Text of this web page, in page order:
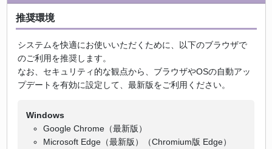
推奨環境
システムを快適にお使いいただくために、以下のブラウザで
のご利用を推奨します。
なお、セキュリティ的な観点から、ブラウザやOSの自動アッ
プデートを有効に設定して、最新版をご利用ください。
Windows
Google Chrome（最新版）
Microsoft Edge（最新版）（Chromium版 Edge）